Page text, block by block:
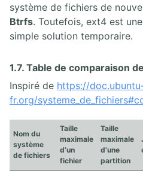
système de fichiers de
Btrfs. Toutefois, ext4 est
simple solution temporaire.
1.7. Table de comparaison
Inspiré de https://
fr.org/
Nom du
système
de fichiers
Taille
maximale
d’un
fichier
Taille
maximale
d’une
partition